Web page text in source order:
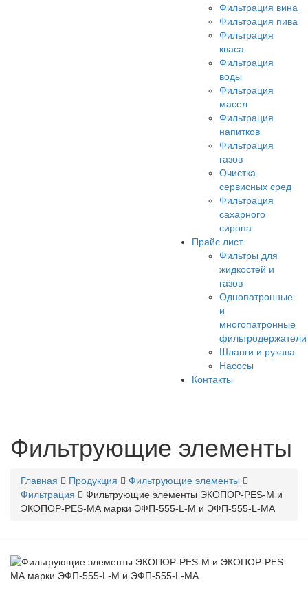
Фильтрация вина
Фильтрация пива
Фильтрация
кваса
Фильтрация
воды
Фильтрация
масел
Фильтрация
напитков
Фильтрация
газов
Очистка
сервисных сред
Фильтрация
сахарного
сиропа
Прайс лист
Фильтры для
жидкостей и
газов
Однопатронные
и
многопатронные
фильтродержатели
Шланги и рукава
Насосы
Контакты
Фильтрующие элементы
Главная Продукция
Фильтрующие элементы
Фильтрация
Фильтрующие элементы ЭКОПОР-PES-M и
ЭКОПОР-PES-MА марки ЭФП-555-L-M и ЭФП-555-L-MA